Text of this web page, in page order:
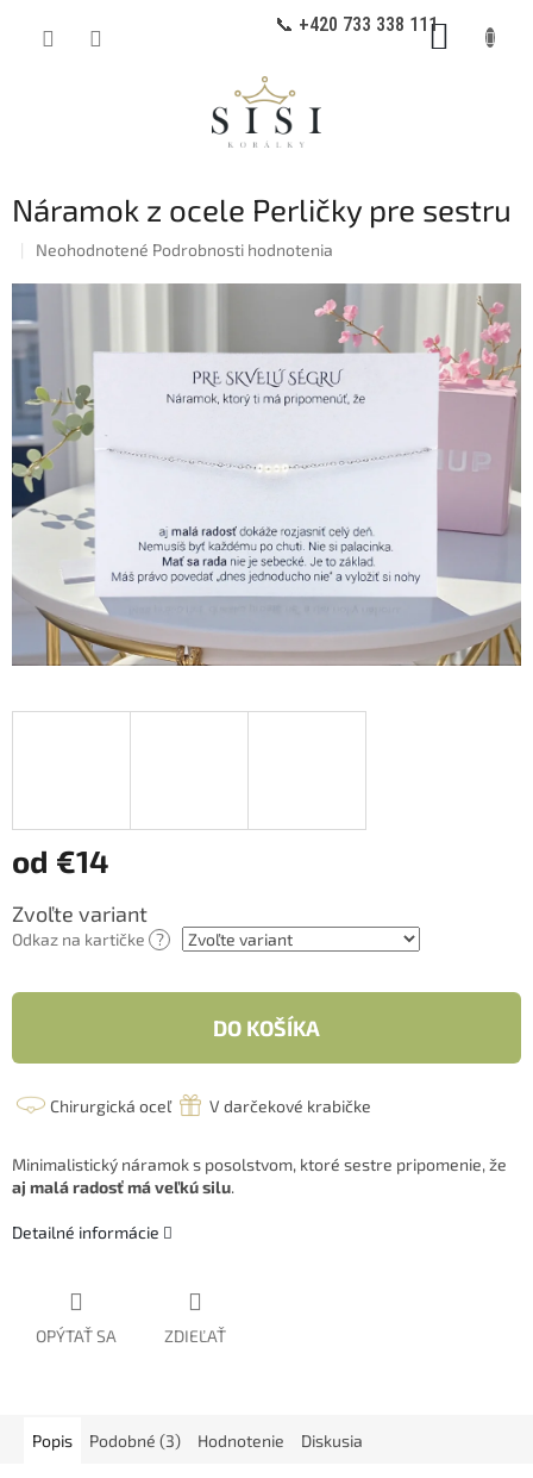
📞 +420 733 338 111
Náramok z ocele Perličky pre sestru
Priemerné
je
0,0
5
hviezdičiek.
Neohodnotené Podrobnosti hodnotenia
od €14
Jednotková
cena:
Zvoľte variant
Odkaz na kartičke ?
DO KOŠÍKA
Chirurgická oceľ V darčekové krabičke
Minimalistický náramok s posolstvom, ktoré sestre pripomenie, že
aj malá radosť má veľkú silu.
Detailné informácie
OPÝTAŤ SA ZDIEĽAŤ
Popis Podobné (3) Hodnotenie Diskusia